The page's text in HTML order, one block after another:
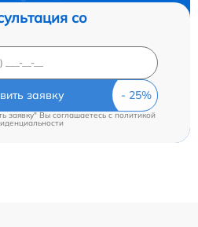
со
заявку
заявку" Вы соглашаетесь cполитикой